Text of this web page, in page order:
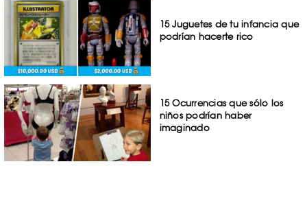
15 Juguetes de tu infancia que
podrían hacerte rico
15 Ocurrencias que sólo los
niños podrían haber
imaginado